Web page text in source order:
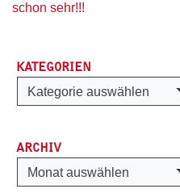
schon sehr!!!
KATEGORIEN
Kategorien
Kategorie auswählen
ARCHIV
Archiv
Monat auswählen